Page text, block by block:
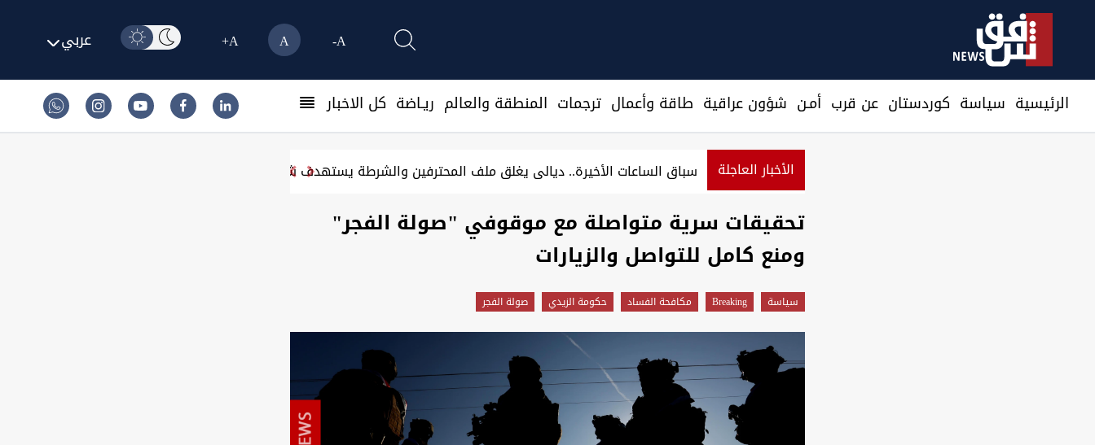
A-
A
A+ عربي
الرئيسية سیاسة كوردستان عن قرب أمـن شؤون عراقية طاقة وأعمال ترجمات المنطقة والعالم ريـاضة كل الاخبار
الأخبار العاجلة
خاما البصرة ينهيان الأسبوع على تراجع رغم ارتفاع آخر جلسة سباق الساعات الأخيرة.. ديالى يغلق ملف المحترفين والشرطة يستهدف
تحقيقات سرية متواصلة مع موقوفي "صولة الفجر"
ومنع كامل للتواصل والزيارات
سیاسة Breaking مكافحة الفساد حكومة الزيدي صولة الفجر